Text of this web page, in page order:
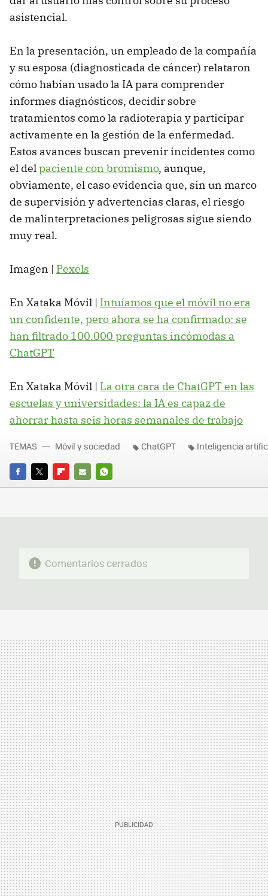
asistencial.
En la presentación, un empleado de la compañía
y su esposa (diagnosticada de cáncer) relataron
cómo habían usado la IA para comprender
informes diagnósticos, decidir sobre
tratamientos como la radioterapia y participar
activamente en la gestión de la enfermedad.
Estos avances buscan prevenir incidentes como
el delpaciente con bromismo, aunque,
obviamente, el caso evidencia que, sin un marco
de supervisión y advertencias claras, el riesgo
de malinterpretaciones peligrosas sigue siendo
muy real.
Imagen | Pexels
En Xataka Móvil | Intuíamos que el móvil no era
un confidente, pero ahora se ha confirmado: se
han filtrado 100.000 preguntas incómodas a
ChatGPT
En Xataka Móvil | La otra cara de ChatGPT en las
escuelas y universidades: la IA es capaz de
ahorrar hasta seis horas semanales de trabajo
FACEBOOK
TWITTERFLIPBOARD
E-
WHATSAPP
TEMAS Móvil y sociedad ChatGPT Inteligencia
Comentarios cerrados